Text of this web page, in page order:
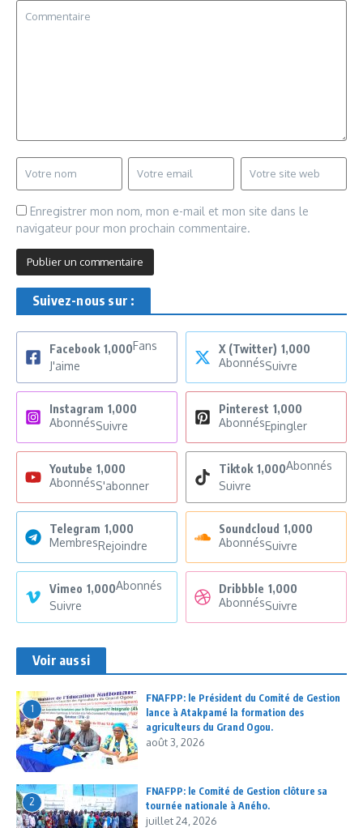
Enregistrer mon nom, mon e-mail et mon site dans le
navigateur pour mon prochain commentaire.
Suivez-nous sur :
Facebook 1,000Fans
J'aime
X (Twitter) 1,000
AbonnésSuivre
Instagram 1,000
AbonnésSuivre
Pinterest 1,000
AbonnésEpingler
Youtube 1,000
AbonnésS'abonner
Tiktok 1,000Abonnés
Suivre
Telegram 1,000
MembresRejoindre
Soundcloud 1,000
AbonnésSuivre
Vimeo 1,000Abonnés
Suivre
Dribbble 1,000
AbonnésSuivre
Voir aussi
1
FNAFPP: le Président du Comité de Gestion
lance à Atakpamé la formation des
agriculteurs du Grand Ogou.
août 3, 2026
2
FNAFPP: le Comité de Gestion clôture sa
tournée nationale à Aného.
juillet 24, 2026